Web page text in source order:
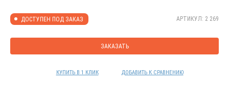
ДОСТУПЕН ПОД ЗАКАЗ АРТИКУЛ: 2 269
ЗАКАЗАТЬ
КУПИТЬ В 1 КЛИК ДОБАВИТЬ К СРАВНЕНИЮ